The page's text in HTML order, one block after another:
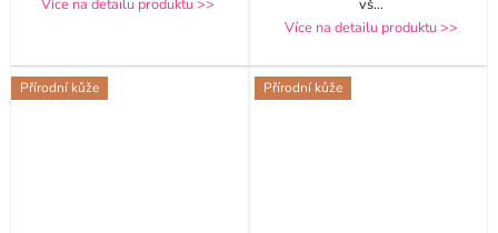
Více na detailu produktu >> vš...
Více na detailu produktu >>
Přírodní kůže Přírodní kůže